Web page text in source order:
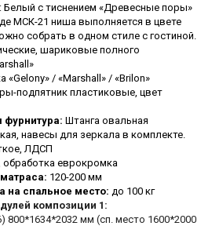
Белый с тиснением «Древесные поры»
МСК-21 ниша выполняется в цвете
собрать в одном стиле с гостиной.
шариковые полного
«Gelony» / «Marshall» / «Brilon»
подпятник пластиковые, цвет
фурнитура: Штанга овальная
навесы для зеркала в комплекте.
ЛДСП
обработка еврокромка
120-200 мм
на спальное место: до 100 кг
композиции 1:
800*1634*2032 мм (сп. место 1600*2000